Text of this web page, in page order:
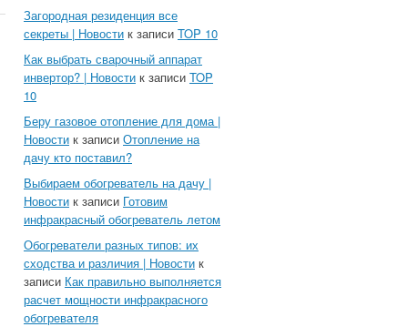
Загородная резиденция все
секреты | Новости к записи TOP 10
Как выбрать сварочный аппарат
инвертор? | Новости к записи TOP
10
Беру газовое отопление для дома |
Новости к записи Отопление на
дачу кто поставил?
Выбираем обогреватель на дачу |
Новости к записи Готовим
инфракрасный обогреватель летом
Обогреватели разных типов: их
сходства и различия | Новости к
записи Как правильно выполняется
расчет мощности инфракрасного
обогревателя